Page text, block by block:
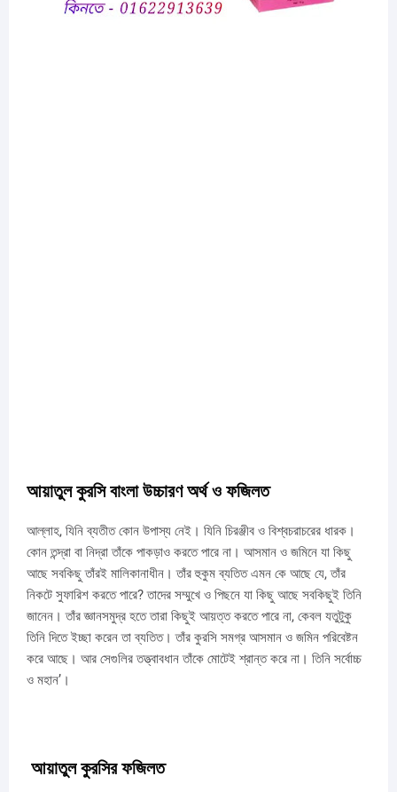
আয়াতুল কুরসি বাংলা উচ্চারণ অর্থ ও ফজিলত
আল্লাহ, যিনি ব্যতীত কোন উপাস্য নেই। যিনি চিরঞ্জীব ও বিশ্বচরাচরের ধারক।
কোন তন্দ্রা বা নিদ্রা তাঁকে পাকড়াও করতে পারে না। আসমান ও জমিনে যা কিছু
আছে সবকিছু তাঁরই মালিকানাধীন। তাঁর হুকুম ব্যতিত এমন কে আছে যে, তাঁর
নিকটে সুফারিশ করতে পারে? তাদের সম্মুখে ও পিছনে যা কিছু আছে সবকিছুই তিনি
জানেন। তাঁর জ্ঞানসমুদ্র হতে তারা কিছুই আয়ত্ত করতে পারে না, কেবল যতুটুকু
তিনি দিতে ইচ্ছা করেন তা ব্যতিত। তাঁর কুরসি সমগ্র আসমান ও জমিন পরিবেষ্টন
করে আছে। আর সেগুলির তত্ত্বাবধান তাঁকে মোটেই শ্রান্ত করে না। তিনি সর্বোচ্চ
ও মহান’।
আয়াতুল কুরসির ফজিলত